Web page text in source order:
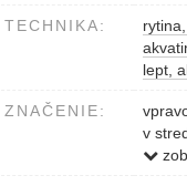
TECHNIKA:
lept,
ZNAČENIE:
v
vľavo